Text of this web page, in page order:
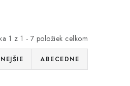
1 z 1 - 7 položiek celkom
ABECEDNE